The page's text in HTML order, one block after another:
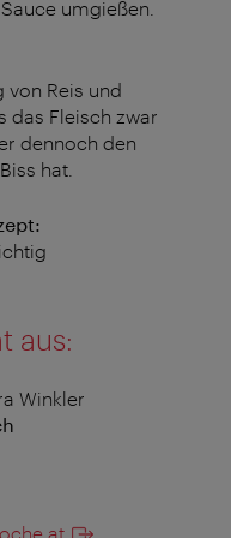
umgießen.
von Reis und
das Fleisch zwar
dennoch den
hat.
aus:
Winkler